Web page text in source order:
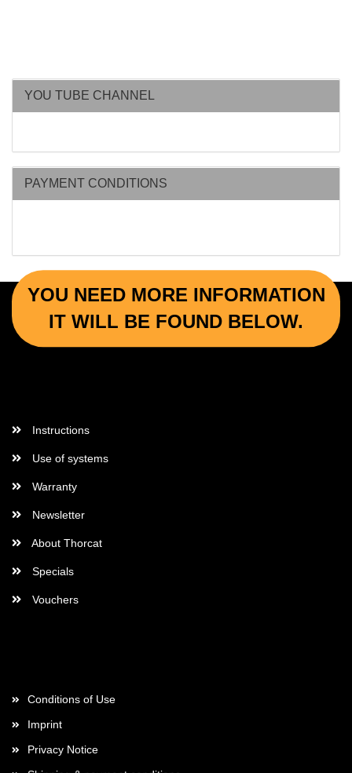
YOU TUBE CHANNEL
PAYMENT CONDITIONS
YOU NEED MORE INFORMATION
IT WILL BE FOUND BELOW.
Instructions
Use of systems
Warranty
Newsletter
About Thorcat
Specials
Vouchers
Conditions of Use
Imprint
Privacy Notice